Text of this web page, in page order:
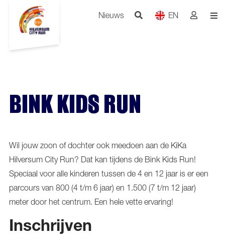
Nieuws EN
BINK KIDS RUN
Wil jouw zoon of dochter ook meedoen aan de KiKa
Hilversum City Run? Dat kan tijdens de Bink Kids Run!
Speciaal voor alle kinderen tussen de 4 en 12 jaar is er een
parcours van 800 (4 t/m 6 jaar) en 1.500 (7 t/m 12 jaar)
meter door het centrum. Een hele vette ervaring!
Inschrijven